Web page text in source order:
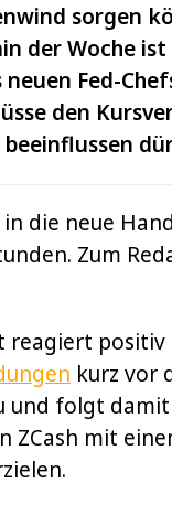
sorgen
der Woche
neuen Fed-
den
beeinflussen
die neue
Zum
reagiert
kurz vor
und folgt
ZCash mit